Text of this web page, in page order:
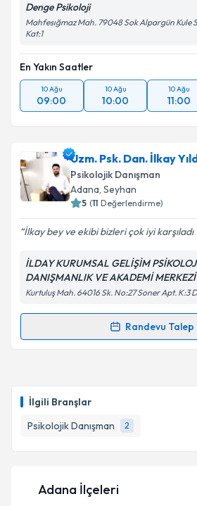
İlgili Branşlar
Psikolojik Danışman
2
Denge Psikoloji
Mahfesığmaz Mah. 79048 Sok Alpargün Kule
Kat:1
En Yakın Saatler
10 Ağu
09:00
10 Ağu
10:00
10 Ağu
11:00
Uzm. Psk. Dan. İlkay
Psikolojik Danışman
Adana, Seyhan
5 (11 Değerlendirme)
İlkay bey ve ekibi bizleri çok iyi
İLDAY KURUMSAL GELİŞİM
DANIŞMANLIK VE AKADEMİ MERKEZİ
Kurtuluş Mah. 64016 Sk. No:27 Soner Apt. K:3
Randevu Talep
Randevu Takvimi Talebi
için bir takvim hazırlandığında e-
bilgilendireceğiz.
E-posta Adresiniz
Adana İlçeleri